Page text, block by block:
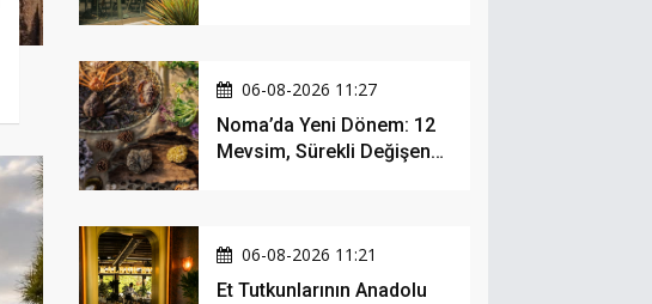
06-08-2026 11:27
Noma’da Yeni Dönem: 12
Mevsim, Sürekli Değişen
06-08-2026 11:21
Et Tutkunlarının Anadolu